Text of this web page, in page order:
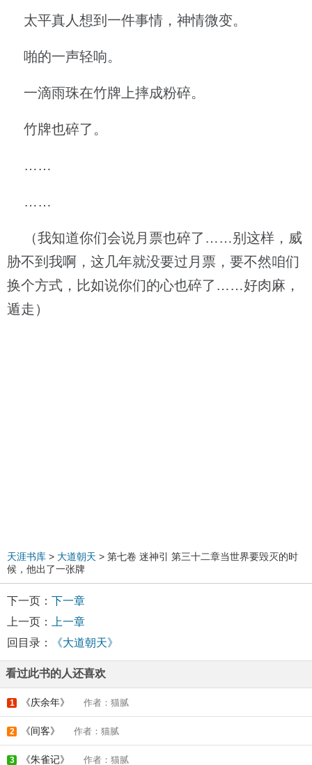
太平真人想到一件事情，神情微变。
啪的一声轻响。
一滴雨珠在竹牌上摔成粉碎。
竹牌也碎了。
……
……
（我知道你们会说月票也碎了……别这样，威
胁不到我啊，这几年就没要过月票，要不然咱们
换个方式，比如说你们的心也碎了……好肉麻，
遁走）
天涯书库 > 大道朝天 > 第七卷 迷神引 第三十二章当世界要毁灭的时
候，他出了一张牌
下一页： 下一章
上一页：
上一章
回目录：
《大道朝天》
看过此书的人还喜欢
1 《庆余年》 作者：猫腻
2 《间客》 作者：猫腻
3 《朱雀记》 作者：猫腻